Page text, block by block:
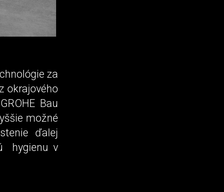
za
okrajového
Bau
možné
ďalej
hygienu v